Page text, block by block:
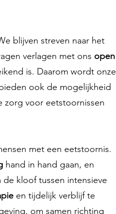
blijven streven naar het
verlagen met ons open
is. Daarom wordt onze
ook de mogelijkheid
zorg voor eetstoornissen
met een eetstoornis.
hand in hand gaan, en
kloof tussen intensieve
en tijdelijk verblijf te
om samen richting